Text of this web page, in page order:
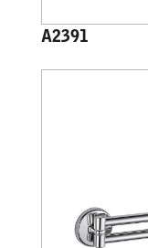
A2391